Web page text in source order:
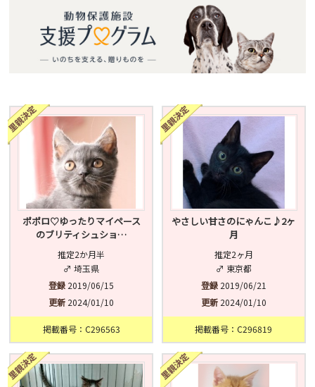
ポポロ♡ゆったりマイペース
のブリティシュショ…
推定2か月半
♂ 埼玉県
登録 2019/06/15
更新 2024/01/10
掲載番号：C296563
やさしい甘さのにゃんこ♪2ヶ
月
推定2ヶ月
♂ 東京都
登録2019/06/21
更新2024/01/10
掲載番号：C296819